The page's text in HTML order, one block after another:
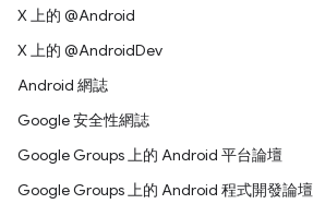
X 上的 @Android
X 上的 @AndroidDev
Android 網誌
Google 安全性網誌
Google Groups 上的 Android 平台論壇
Google Groups 上的 Android 程式開發論壇